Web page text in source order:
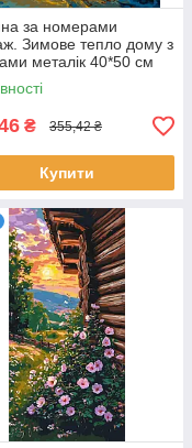
за номерами
Зимове тепло дому з
металік 40*50 см
(LW1605-01)
₴ 355,42 ₴
Купити